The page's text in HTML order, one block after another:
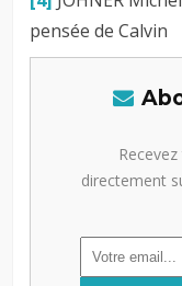
pensée de Calvin
directement